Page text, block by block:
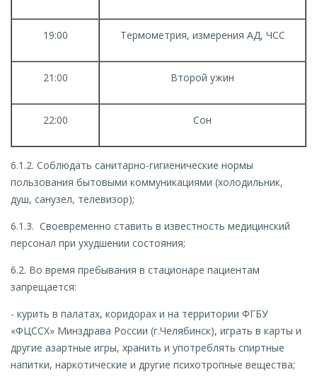
19:00 Термометрия, измерения АД, ЧСС
21:00 Второй ужин
22:00 Сон
6.1.2. Соблюдать санитарно-гигиенические нормы
пользования бытовыми коммуникациями (холодильник,
душ, санузел, телевизор);
6.1.3. Своевременно ставить в известность медицинский
персонал при ухудшении состояния;
6.2. Во время пребывания в стационаре пациентам
запрещается:
- курить в палатах, коридорах и на территории ФГБУ
«ФЦССХ» Минздрава России (г.Челябинск), играть в карты и
другие азартные игры, хранить и употреблять спиртные
напитки, наркотические и другие психотропные вещества;